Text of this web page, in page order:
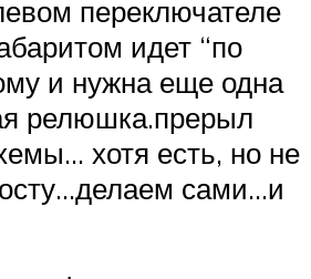
переключателе
идет “по
и нужна еще одна
релюшка.прерыл
хотя есть, но не
сами…и